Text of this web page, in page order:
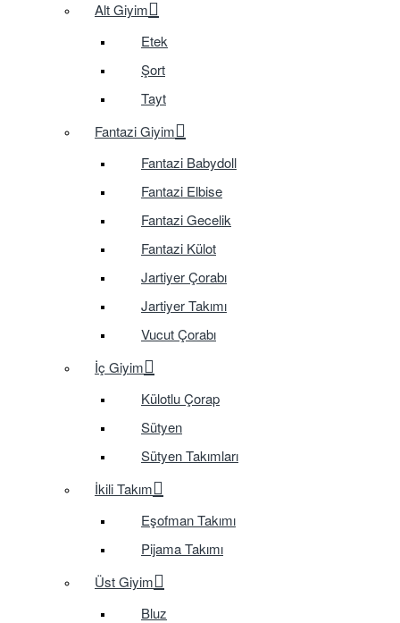
Alt Giyim
Etek
Şort
Tayt
Fantazi Giyim
Fantazi Babydoll
Fantazi Elbise
Fantazi Gecelik
Fantazi Külot
Jartiyer Çorabı
Jartiyer Takımı
Vucut Çorabı
İç Giyim
Külotlu Çorap
Sütyen
Sütyen Takımları
İkili Takım
Eşofman Takımı
Pijama Takımı
Üst Giyim
Bluz